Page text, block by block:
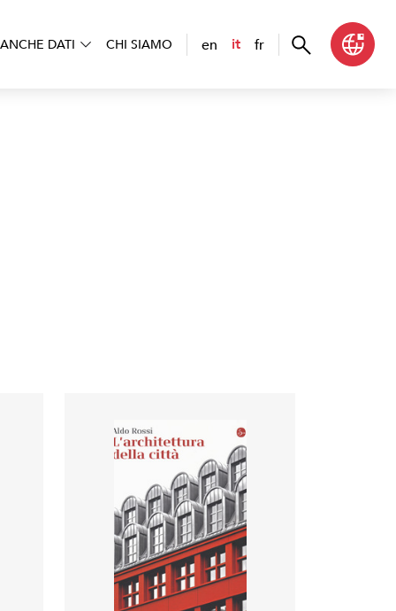
DATI CHI SIAMO en it fr